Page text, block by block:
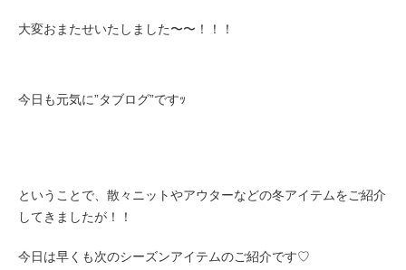
大変おまたせいたしました〜〜！！！
今日も元気に”タブログ”ですｯ
ということで、散々ニットやアウターなどの冬アイテムをご紹介
してきましたが！！
今日は早くも次のシーズンアイテムのご紹介です♡